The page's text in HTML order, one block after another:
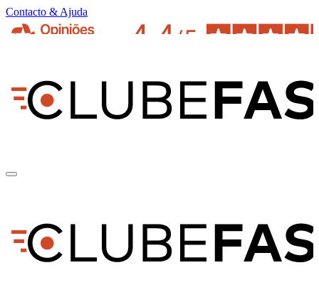
Contacto & Ajuda